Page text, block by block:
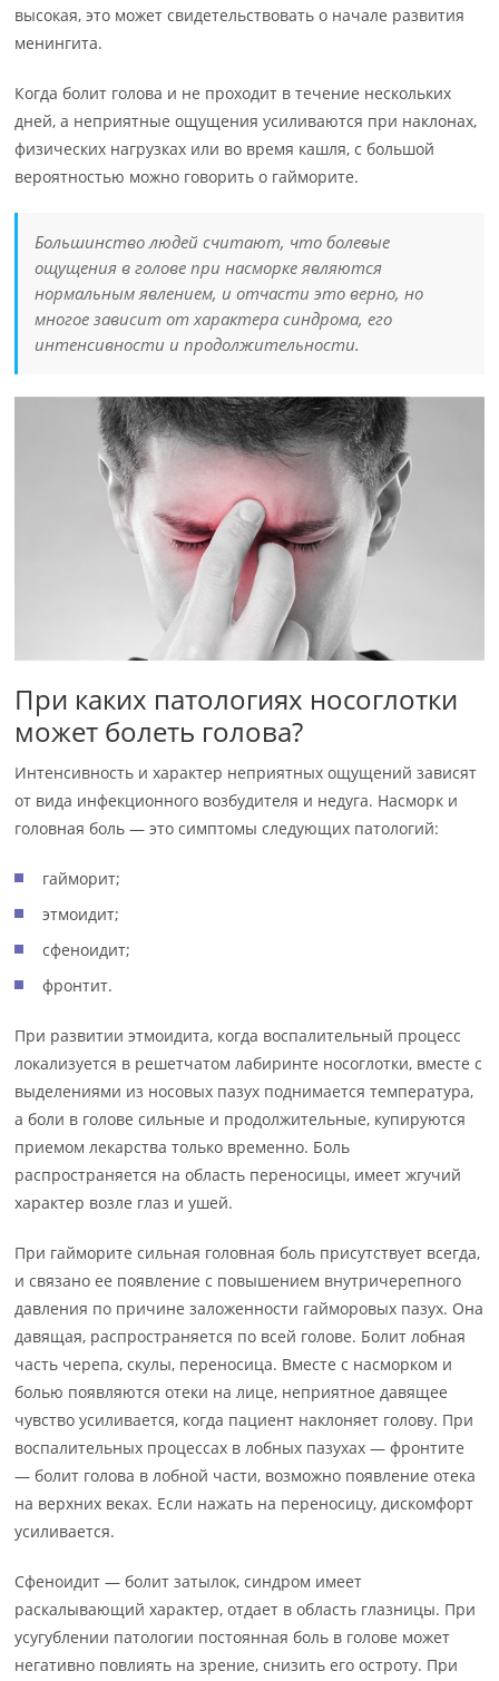
высокая, это может свидетельствовать о начале развития
менингита.
Когда болит голова и не проходит в течение нескольких
дней, а неприятные ощущения усиливаются при наклонах,
физических нагрузках или во время кашля, с большой
вероятностью можно говорить о гайморите.
Большинство людей считают, что болевые
ощущения в голове при насморке являются
нормальным явлением, и отчасти это верно, но
многое зависит от характера синдрома, его
интенсивности и продолжительности.
При каких патологиях носоглотки
может болеть голова?
Интенсивность и характер неприятных ощущений зависят
от вида инфекционного возбудителя и недуга. Насморк и
головная боль — это симптомы следующих патологий:
гайморит;
этмоидит;
сфеноидит;
фронтит.
При развитии этмоидита, когда воспалительный процесс
локализуется в решетчатом лабиринте носоглотки, вместе с
выделениями из носовых пазух поднимается температура,
а боли в голове сильные и продолжительные, купируются
приемом лекарства только временно. Боль
распространяется на область переносицы, имеет жгучий
характер возле глаз и ушей.
При гайморите сильная головная боль присутствует всегда,
и связано ее появление с повышением внутричерепного
давления по причине заложенности гайморовых пазух. Она
давящая, распространяется по всей голове. Болит лобная
часть черепа, скулы, переносица. Вместе с насморком и
болью появляются отеки на лице, неприятное давящее
чувство усиливается, когда пациент наклоняет голову. При
воспалительных процессах в лобных пазухах — фронтите
— болит голова в лобной части, возможно появление отека
на верхних веках. Если нажать на переносицу, дискомфорт
усиливается.
Сфеноидит — болит затылок, синдром имеет
раскалывающий характер, отдает в область глазницы. При
усугублении патологии постоянная боль в голове может
негативно повлиять на зрение, снизить его остроту. При